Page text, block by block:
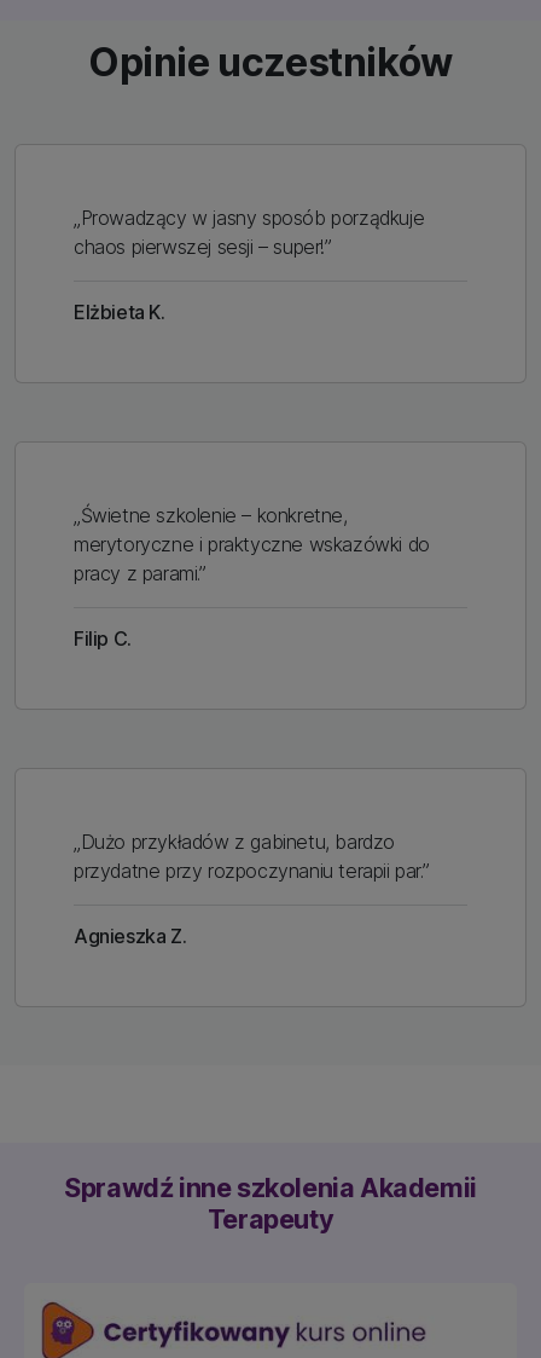
Opinie uczestników
„Prowadzący w jasny sposób porządkuje
chaos pierwszej sesji – super!”
Elżbieta K.
„Świetne szkolenie – konkretne,
merytoryczne i praktyczne wskazówki do
pracy z parami.”
Filip C.
„Dużo przykładów z gabinetu, bardzo
przydatne przy rozpoczynaniu terapii par.”
Agnieszka Z.
Sprawdź inne szkolenia Akademii
Terapeuty